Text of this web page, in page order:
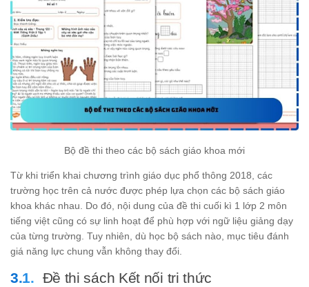
Bộ đề thi theo các bộ sách giáo khoa mới
Từ khi triển khai chương trình giáo dục phổ thông 2018, các
trường học trên cả nước được phép lựa chọn các bộ sách giáo
khoa khác nhau. Do đó, nội dung của đề thi cuối kì 1 lớp 2 môn
tiếng việt cũng có sự linh hoạt để phù hợp với ngữ liệu giảng dạy
của từng trường. Tuy nhiên, dù học bộ sách nào, mục tiêu đánh
giá năng lực chung vẫn không thay đổi.
Đề thi sách Kết nối tri thức